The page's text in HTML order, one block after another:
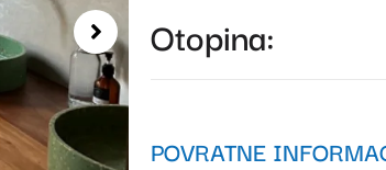
Otopina:
POVRATNE